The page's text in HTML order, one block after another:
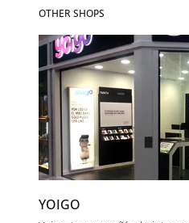
OTHER SHOPS
YOIGO